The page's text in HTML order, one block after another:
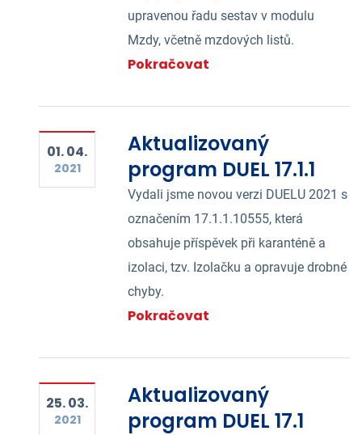
upravenou řadu sestav v modulu
Mzdy, včetně mzdových listů.
Pokračovat
01. 04.
2021
Aktualizovaný
program DUEL 17.1.1
Vydali jsme novou verzi DUELU 2021 s
označením 17.1.1.10555, která
obsahuje příspěvek při karanténě a
izolaci, tzv. Izolačku a opravuje drobné
chyby.
Pokračovat
25. 03.
2021
Aktualizovaný
program DUEL 17.1